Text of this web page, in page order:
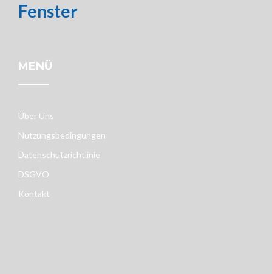
Fenster
MENÜ
Über Uns
Nutzungsbedingungen
Datenschutzrichtlinie
DSGVO
Kontakt